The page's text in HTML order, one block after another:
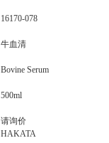
16170-078
牛血清
Bovine Serum
500ml
请询价
HAKATA